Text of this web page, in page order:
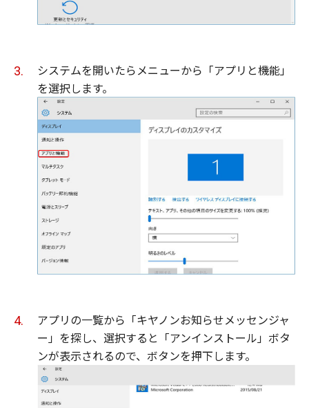
システムを開いたらメニューから「アプリと機能」
を選択します。
アプリの一覧から「キヤノンお知らせメッセンジャ
ー」を探し、選択すると「アンインストール」ボタ
ンが表示されるので、ボタンを押下します。